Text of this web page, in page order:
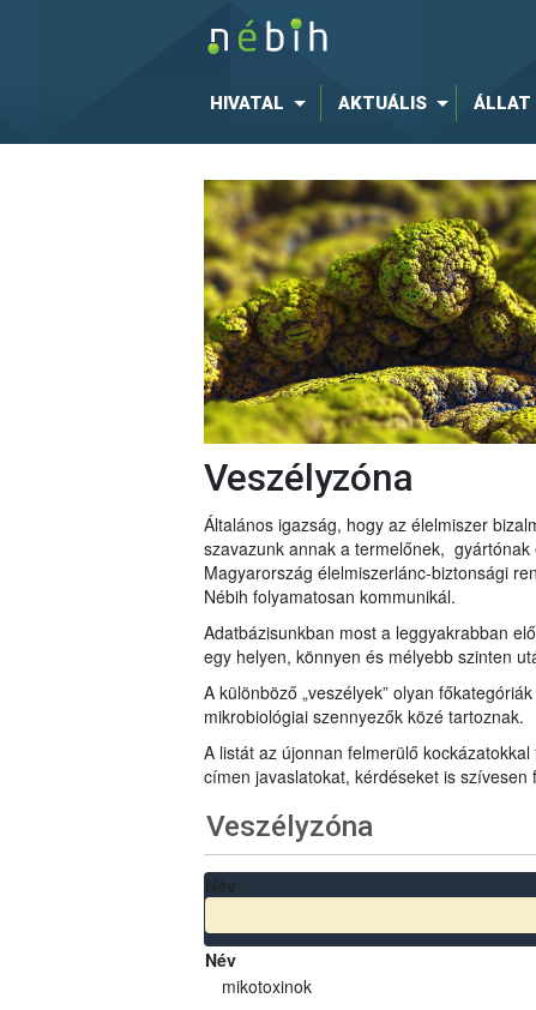
HIVATAL AKTUÁLIS ÁLLAT
Veszélyzóna
Általános igazság, hogy az élelmiszer
szavazunk annak a termelőnek,
Magyarország élelmiszerlánc-biztonsági
Nébih folyamatosan kommunikál.
Adatbázisunkban most a leggyakrabban
egy helyen, könnyen és mélyebb szinten
A különböző „veszélyek” olyan
mikrobiológiai szennyezők közé tartoznak.
A listát az újonnan felmerülő
címen javaslatokat, kérdéseket is szívesen
Veszélyzóna
Név
mikotoxinok